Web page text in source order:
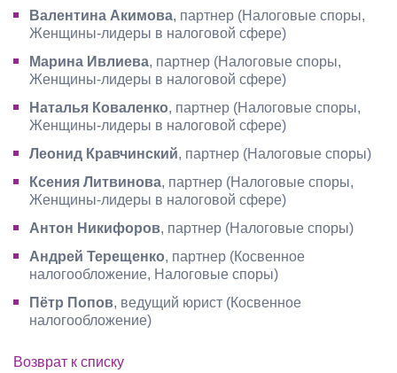
Валентина Акимова, партнер (Налоговые споры,
Женщины-лидеры в налоговой сфере)
Марина Ивлиева, партнер (Налоговые споры,
Женщины-лидеры в налоговой сфере)
Наталья Коваленко, партнер (Налоговые споры,
Женщины-лидеры в налоговой сфере)
Леонид Кравчинский, партнер (Налоговые споры)
Ксения Литвинова, партнер (Налоговые споры,
Женщины-лидеры в налоговой сфере)
Антон Никифоров, партнер (Налоговые споры)
Андрей Терещенко, партнер (Косвенное
налогообложение, Налоговые споры)
Пётр Попов, ведущий юрист (Косвенное
налогообложение)
Возврат к списку